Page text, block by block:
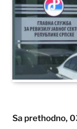
Sa prethodno,